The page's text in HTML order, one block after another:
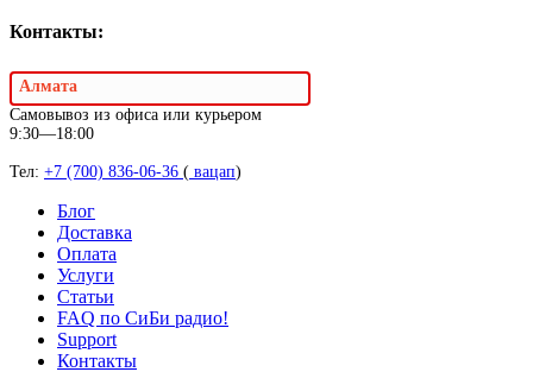
Контакты:
Алмата
Самовывоз из офиса или курьером
9:30—18:00
Тел: +7 (700) 836-06-36 ( вацап)
Блог
Доставка
Оплата
Услуги
Статьи
FAQ по СиБи радио!
Support
Контакты